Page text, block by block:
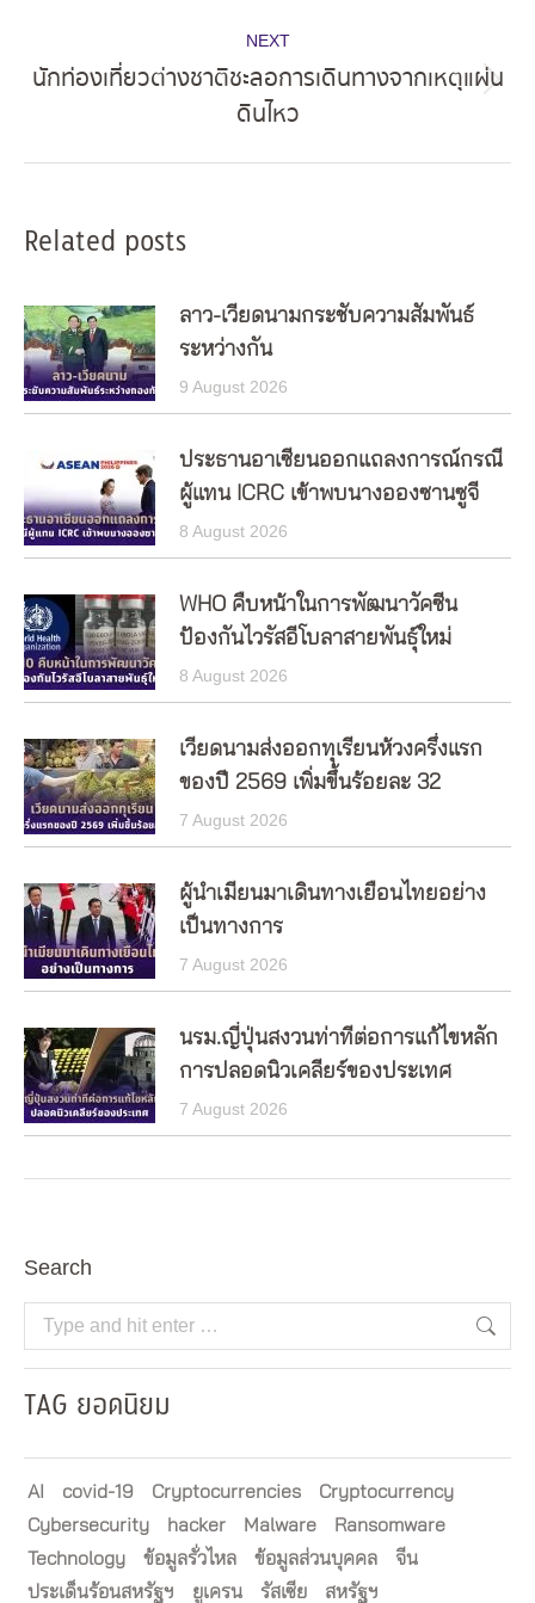
NEXT
Next
post:
นักท่องเที่ยวต่างชาติชะลอการเดินทางจากเหตุแผ่น
ดินไหว
Related posts
ลาว-เวียดนามกระชับความสัมพันธ์
ระหว่างกัน
9 August 2026
ประธานอาเซียนออกแถลงการณ์กรณี
ผู้แทน ICRC เข้าพบนางอองซานซูจี
8 August 2026
WHO คืบหน้าในการพัฒนาวัคซีน
ป้องกันไวรัสอีโบลาสายพันธุ์ใหม่
8 August 2026
เวียดนามส่งออกทุเรียนห้วงครึ่งแรก
ของปี 2569 เพิ่มขึ้นร้อยละ 32
7 August 2026
ผู้นำเมียนมาเดินทางเยือนไทยอย่าง
เป็นทางการ
7 August 2026
นรม.ญี่ปุ่นสงวนท่าทีต่อการแก้ไขหลัก
การปลอดนิวเคลียร์ของประเทศ
7 August 2026
Search
Search:
TAG ยอดนิยม
AI covid-19 Cryptocurrencies
Cryptocurrency
Cybersecurity
hacker Malware
Ransomware
Technology
ข้อมูลรั่วไหล ข้อมูลส่วนบุคคล
จีน
ประเด็นร้อนสหรัฐฯ
ยูเครน รัสเซีย
สหรัฐฯ